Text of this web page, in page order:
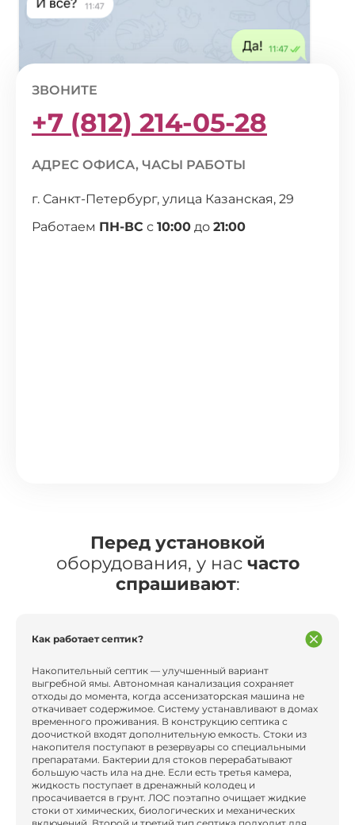
ЗВОНИТЕ
+7 (812) 214-05-28
АДРЕС ОФИСА, ЧАСЫ РАБОТЫ
г. Санкт-Петербург, улица Казанская, 29
Работаем ПН-ВС с 10:00 до 21:00
Перед установкой
оборудования, у нас часто
спрашивают:
Как работает септик?
Накопительный септик — улучшенный вариант
выгребной ямы. Автономная канализация сохраняет
отходы до момента, когда ассенизаторская машина не
откачивает содержимое. Систему устанавливают в домах
временного проживания. В конструкцию септика с
доочисткой входят дополнительную емкость. Стоки из
накопителя поступают в резервуары со специальными
препаратами. Бактерии для стоков перерабатывают
большую часть ила на дне. Если есть третья камера,
жидкость поступает в дренажный колодец и
просачивается в грунт. ЛОС поэтапно очищает жидкие
стоки от химических, биологических и механических
включений. Второй и третий тип септика подходит для